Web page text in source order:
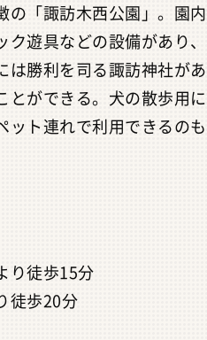
の「諏訪木西公園」。園内
遊具などの設備があり、
は勝利を司る諏訪神社があ
とができる。犬の散歩用に
ット連れで利用できるのも
り徒歩15分
徒歩20分